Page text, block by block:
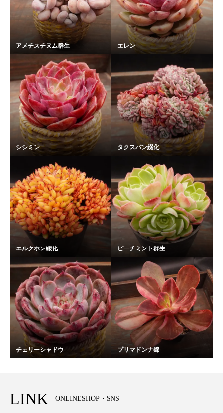
アメチスチヌム群生 エレン
シシミン タクスパン綴化
エルクホン綴化 ピーチミント群生
チェリーシャドウ プリマドンナ錦
LINK ONLINESHOP・SNS